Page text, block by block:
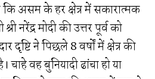
कि असम के हर क्षेत्र में सकारात्मक
नरेंद्र मोदी की उत्तर पूर्व को
दृष्टि ने पिछले 8 वर्षों में क्षेत्र की
चाहे वह बुनियादी ढांचा हो या